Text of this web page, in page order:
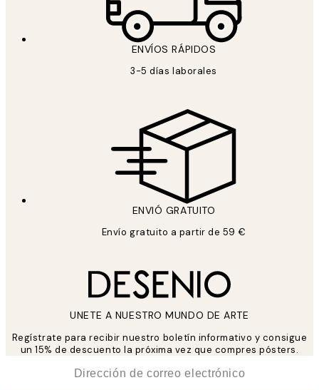
ENVÍOS RÁPIDOS
3-5 días laborales
ENVIÓ GRATUITO
Envío gratuito a partir de 59 €
UNETE A NUESTRO MUNDO DE ARTE
Regístrate para recibir nuestro boletín informativo y consigue
un 15% de descuento la próxima vez que compres pósters.